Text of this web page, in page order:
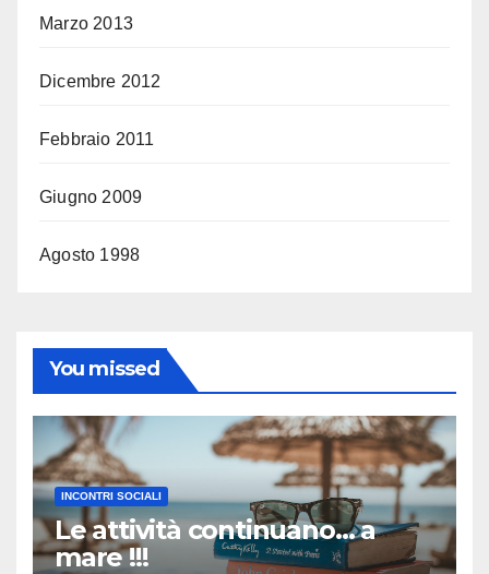
Marzo 2013
Dicembre 2012
Febbraio 2011
Giugno 2009
Agosto 1998
You missed
INCONTRI SOCIALI
Le attività continuano… a
mare !!!